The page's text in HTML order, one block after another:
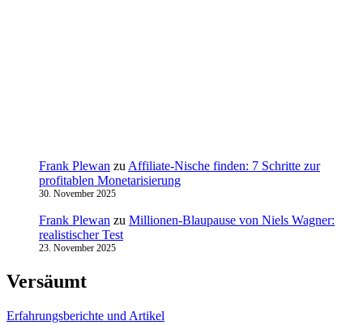
Frank Plewan zu Affiliate-Nische finden: 7 Schritte zur
profitablen Monetarisierung
30. November 2025
Frank Plewan zu Millionen‑Blaupause von Niels Wagner:
realistischer Test
23. November 2025
Versäumt
Erfahrungsberichte und Artikel